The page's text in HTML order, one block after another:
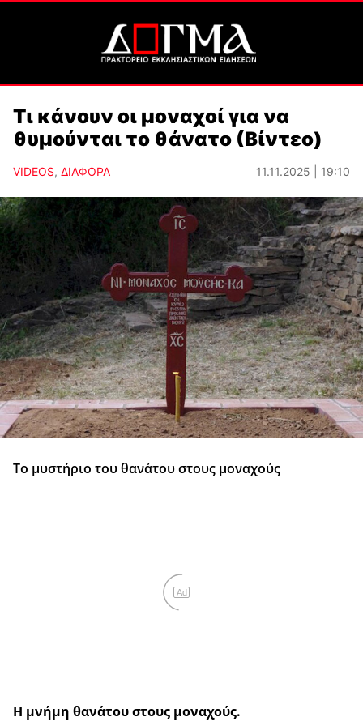
Τι κάνουν οι μοναχοί για να
θυμούνται το θάνατο (Βίντεο)
VIDEOS, ΔΙΑΦΟΡΑ 11.11.2025 | 19:10
Το μυστήριο του θανάτου στους μοναχούς
Ad
Η μνήμη θανάτου στους μοναχούς.